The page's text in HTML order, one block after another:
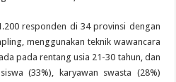
responden di 34 provinsi dengan
menggunakan teknik wawancara
pada rentang usia 21-30 tahun, dan
(33%), karyawan swasta (28%)